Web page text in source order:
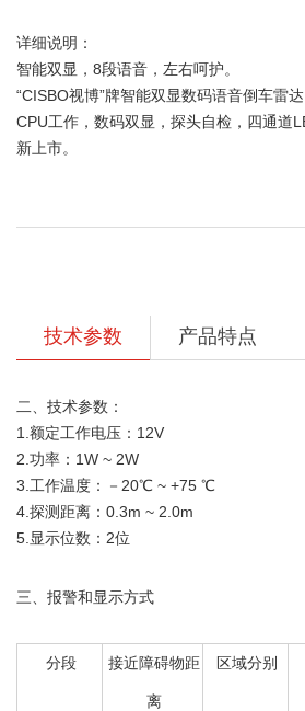
详细说明：
智能双显，8段语音，左右呵护。
“CISBO视博”牌智能双显数码语音倒车雷
CPU工作，数码双显，探头自检，四通道
新上市。
技术参数 产品特点
二、技术参数：
1.额定工作电压：12V
2.功率：1W ~ 2W
3.工作温度：－20℃ ~ +75 ℃
4.探测距离：0.3m ~ 2.0m
5.显示位数：2位
三、报警和显示方式
分段 接近障碍物距
离
区域分别